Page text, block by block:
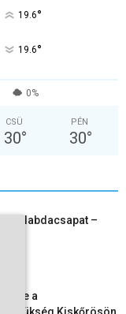
19.6°
19.6°
0%
CSÜ
30°
PÉN
30°
kézilabdacsapat –
a
szükség Kiskőrösön